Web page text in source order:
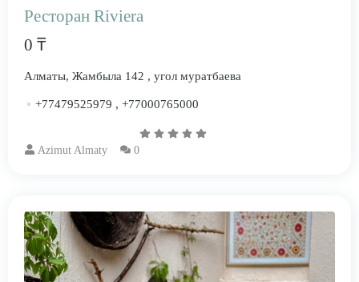
Ресторан Riviera
0 ₸
Алматы, Жамбыла 142 , угол муратбаева
+77479525979 , +77000765000
Azimut Almaty 0